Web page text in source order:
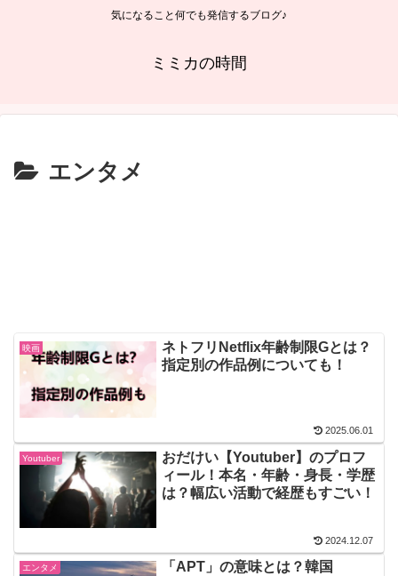
気になること何でも発信するブログ♪
ミミカの時間
エンタメ
映画
ネトフリNetflix年齢制限Gとは？
指定別の作品例についても！
2025.06.01
Youtuber
おだけい【Youtuber】のプロフ
ィール！本名・年齢・身長・学歴
は？幅広い活動で経歴もすごい！
2024.12.07
エンタメ
「APT」の意味とは？韓国